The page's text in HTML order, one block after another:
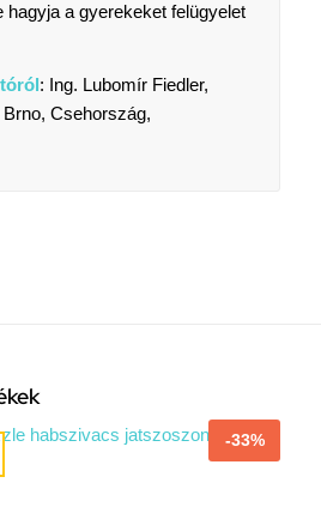
hagyja a gyerekeket felügyelet
: Ing. Lubomír Fiedler,
Csehország,
-33%